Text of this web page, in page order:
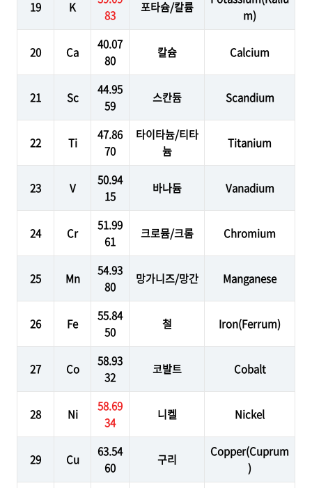
19 K
83
포타슘/칼륨
m)
20 Ca
40.07
80
칼슘 Calcium
21 Sc
44.95
59
스칸듐 Scandium
22 Ti
47.86
70
타이타늄/티타
늄
Titanium
23 V
50.94
15
바나듐 Vanadium
24 Cr
51.99
61
크로뮴/크롬 Chromium
25 Mn
54.93
80
망가니즈/망간 Manganese
26 Fe
55.84
50
철 Iron(Ferrum)
27 Co
58.93
32
코발트 Cobalt
28 Ni
58.69
34
니켈 Nickel
29 Cu
63.54
60
구리
Copper(Cuprum
)